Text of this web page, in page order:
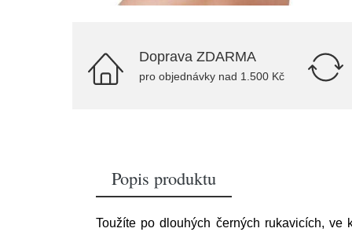
Doprava ZDARMA
pro objednávky nad 1.500 Kč
Popis produktu
Toužíte po dlouhých černých rukavicích, ve